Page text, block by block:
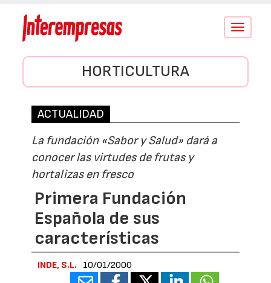
Conmutar
HORTICULTURA
ACTUALIDAD
La fundación «Sabor y Salud» dará a
conocer las virtudes de frutas y
hortalizas en fresco
Primera Fundación
Española de sus
características
INDE, S.L. 10/01/2000